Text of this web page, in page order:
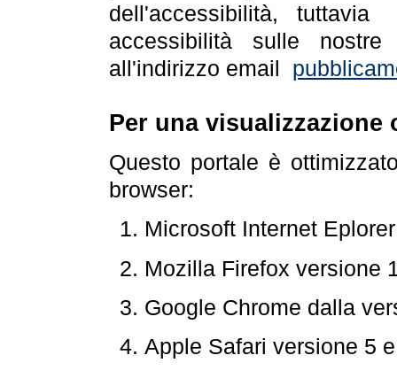
dell'accessibilità,
accessibilità sulle
all'indirizzo email
Per una visualizzazione
Questo portale è
browser:
Microsoft Internet
Mozilla Firefox versione
Google Chrome dalla
Apple Safari versione 5